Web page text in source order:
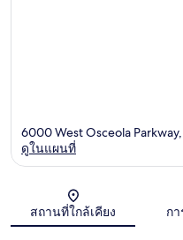
6000 West Osceola
ดูในแผนที่
สถานที่ใกล้เคียง ก